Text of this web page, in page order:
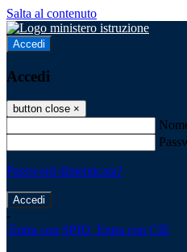
Salta al contenuto
Accedi
Accedi
button close ×
Password dimenticata?
-
Entra con SPID Entra con CIE